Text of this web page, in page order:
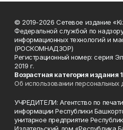
© 2019-2026 Сетевое издание
Федеральной службой по
информационных технологий и
(РОСКОМНАДЗОР)
Регистрационный номер: серия
2019 г.
Возрастная категория издания
Об использовании персональных
УЧРЕДИТЕЛИ: Агентство по
информации Республики
унитарное предприятие